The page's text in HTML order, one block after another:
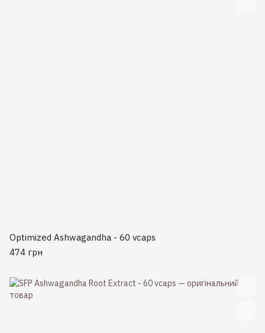
Optimized Ashwagandha - 60 vcaps
474 грн